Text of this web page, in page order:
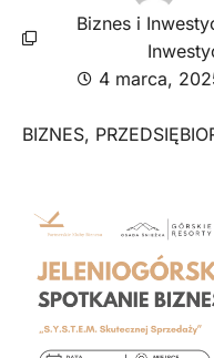
Biznes i
4 marca,
BIZNES,